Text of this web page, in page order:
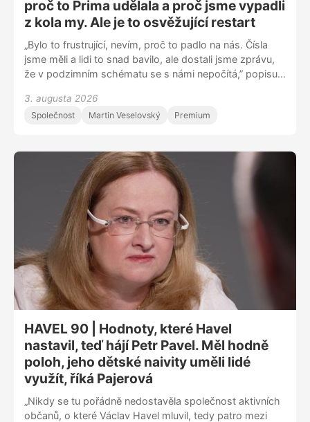
proč to Prima udělala a proč jsme vypadli
z kola my. Ale je to osvěžující restart
„Bylo to frustrující, nevím, proč to padlo na nás. Čísla
jsme měli a lidi to snad bavilo, ale dostali jsme zprávu,
že v podzimním schématu se s námi nepočítá,” popisuje
show 7 pádů a stěhuje se na Televizi Seznam. „Chvilku
mi samozřejmě jela v hlavě kalkulačka – hypotéka,
píšou, že ji možná neuvidím maturovat. Možná ne, ale
děkuju za každé nové ráno, kdy s ní můžu být.”
3. augusta 2026
Společnost Martin Veselovský Premium
HAVEL 90 | Hodnoty, které Havel
nastavil, teď hájí Petr Pavel. Měl hodně
poloh, jeho dětské naivity uměli lidé
využít, říká Pajerová
„Nikdy se tu pořádně nedostavěla společnost aktivních
občanů, o které Václav Havel mluvil, tedy patro mezi